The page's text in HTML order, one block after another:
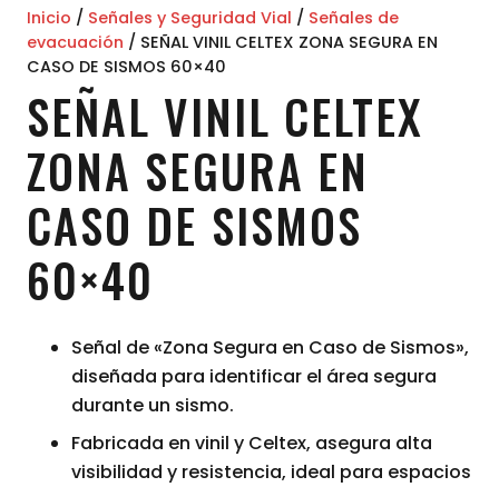
Inicio / Señales y Seguridad Vial / Señales de
evacuación / SEÑAL VINIL CELTEX ZONA SEGURA EN
CASO DE SISMOS 60×40
SEÑAL VINIL CELTEX
ZONA SEGURA EN
CASO DE SISMOS
60×40
Señal de «Zona Segura en Caso de Sismos»,
diseñada para identificar el área segura
durante un sismo.
Fabricada en vinil y Celtex, asegura alta
visibilidad y resistencia, ideal para espacios